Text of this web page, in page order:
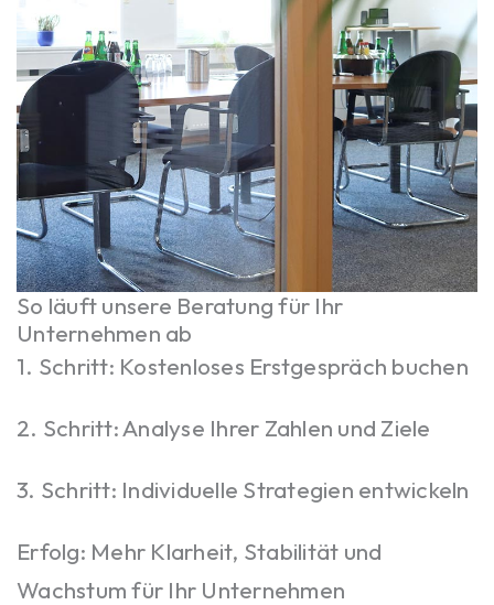
So läuft unsere Beratung für Ihr
Unternehmen ab
1. Schritt: Kostenloses Erstgespräch buchen
2. Schritt: Analyse Ihrer Zahlen und Ziele
3. Schritt: Individuelle Strategien entwickeln
Erfolg: Mehr Klarheit, Stabilität und
Wachstum für Ihr Unternehmen